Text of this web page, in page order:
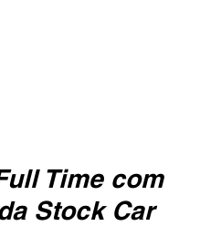
Time com
Stock Car